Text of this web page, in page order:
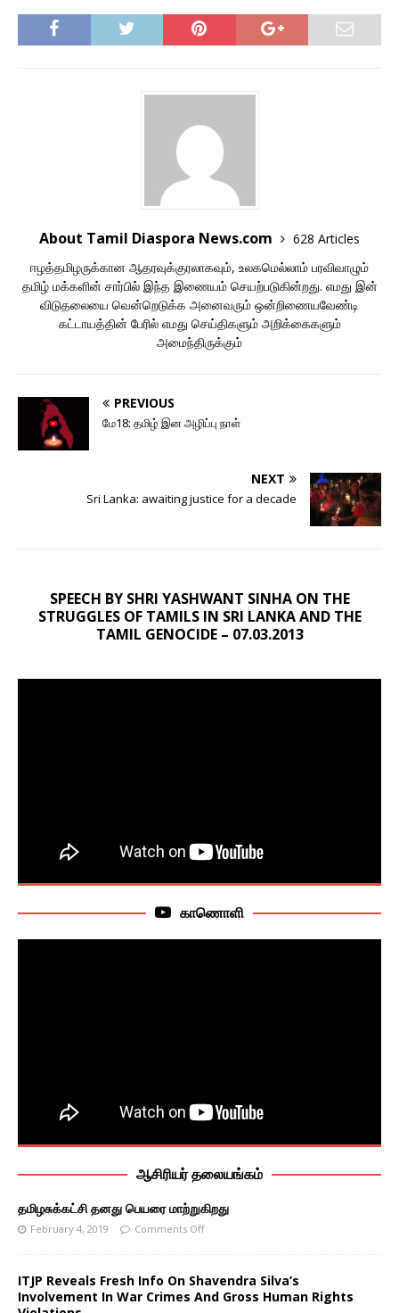
About Tamil Diaspora News.com
628 Articles
ஈழத்தமிழருக்கான ஆதரவுக்குரலாகவும், உலகமெல்லாம் பரவிவாழும்
தமிழ் மக்களின் சார்பில் இந்த இணையம் செயற்படுகின்றது. எமது இன்
விடுதலையை வென்றெடுக்க அனைவரும் ஒன்றிணையவேண்டி
கட்டாயத்தின் பேரில் எமது செய்திகளும் அறிக்கைகளும்
அமைந்திருக்கும்
PREVIOUS
மே18: தமிழ் இன அழிப்பு நாள்
NEXT
Sri Lanka: awaiting justice for a decade
SPEECH BY SHRI YASHWANT SINHA ON THE
STRUGGLES OF TAMILS IN SRI LANKA AND THE
TAMIL GENOCIDE – 07.03.2013
காணொளி
ஆசிரியர் தலையங்கம்
தமிழசுக்கட்சி தனது பெயரை மாற்றுகிறது
February 4, 2019 Comments Off
ITJP Reveals Fresh Info On Shavendra Silva’s
Involvement In War Crimes And Gross Human Rights